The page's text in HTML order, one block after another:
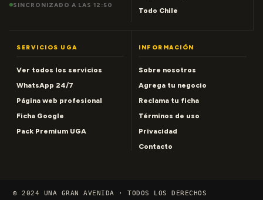
SINCRONIZADO A LAS 12:50
Todo Chile
SERVICIOS UGA
Ver todos los servicios
WhatsApp 24/7
Página web profesional
Ficha Google
Pack Premium UGA
INFORMACIÓN
Sobre nosotros
Agrega tu negocio
Reclama tu ficha
Términos de uso
Privacidad
Contacto
© 2024 UNA GRAN AVENIDA · TODOS LOS DERECHOS